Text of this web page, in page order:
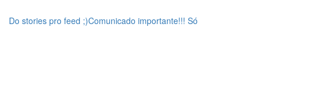
Do stories pro feed ;)Comunicado importante!!! Só